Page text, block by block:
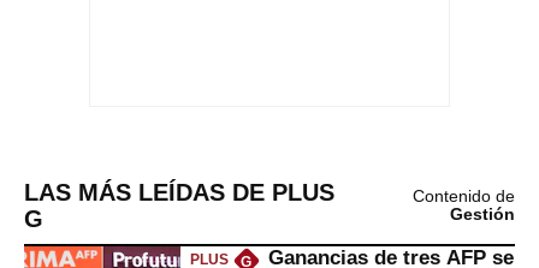
LAS MÁS LEÍDAS DE PLUS
G
Contenido de
Gestión
PLUS G
Ganancias de tres AFP se